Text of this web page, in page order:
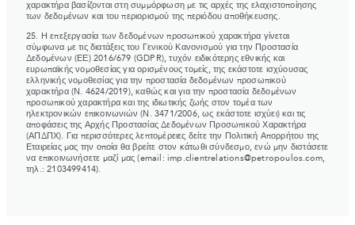
χαρακτήρα βασίζονται στη συμμόρφωση με τις αρχές της ελαχιστοποίησης
των δεδομένων και του περιορισμού της περιόδου αποθήκευσης.
25. Η επεξεργασία των δεδομένων προσωπικού χαρακτήρα γίνεται
σύμφωνα με τις διατάξεις του Γενικού Κανονισμού για την Προστασία
Δεδομένων (ΕΕ) 2016/679 (GDPR), τυχόν ειδικότερης εθνικής και
ευρωπαϊκής νομοθεσίας για ορισμένους τομείς, της εκάστοτε ισχύουσας
ελληνικής νομοθεσίας για την προστασία δεδομένων προσωπικού
χαρακτήρα (Ν. 4624/2019), καθώς και για την προστασία δεδομένων
προσωπικού χαρακτήρα και της ιδιωτικής ζωής στον τομέα των
ηλεκτρονικών επικοινωνιών (Ν. 3471/2006, ως εκάστοτε ισχύει) και τις
αποφάσεις της Αρχής Προστασίας Δεδομένων Προσωπικού Χαρακτήρα
(ΑΠΔΠΧ). Για περισσότερες λεπτομέρειες δείτε την Πολιτική Απορρήτου της
Εταιρείας μας την οποία θα βρείτε στον κάτωθι σύνδεσμο, ενώ μην διστάσετε
να επικοινωνήσετε μαζί μας (email: imp.clientrelations@petropoulos.com,
τηλ.: 2103499414).